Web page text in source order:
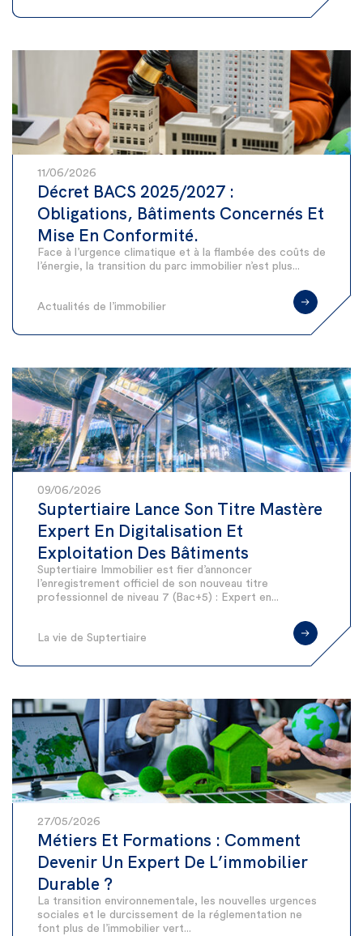
11/06/2026
Décret BACS 2025/2027 :
Obligations, Bâtiments Concernés Et
Mise En Conformité.
Face à l’urgence climatique et à la flambée des coûts de
l’énergie, la transition du parc immobilier n’est plus...
Actualités de l’immobilier
09/06/2026
Suptertiaire Lance Son Titre Mastère
Expert En Digitalisation Et
Exploitation Des Bâtiments
Suptertiaire Immobilier est fier d’annoncer
l’enregistrement officiel de son nouveau titre
professionnel de niveau 7 (Bac+5) : Expert en...
La vie de Suptertiaire
27/05/2026
Métiers Et Formations : Comment
Devenir Un Expert De L’immobilier
Durable ?
La transition environnementale, les nouvelles urgences
sociales et le durcissement de la réglementation ne
font plus de l’immobilier vert...